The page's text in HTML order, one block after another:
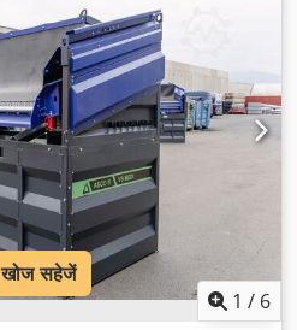
1 / 6
खोज सहेजें